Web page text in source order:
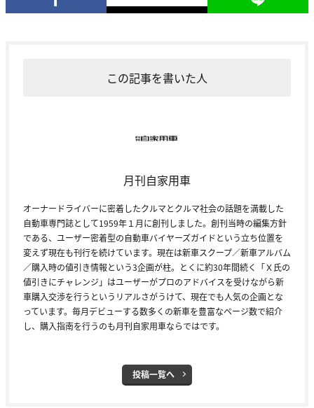
この記事を書いた人
月刊自家用車
オーナードライバーに密着したクルマとクルマ社会の話題を満載した
自動車専門誌として1959年１月に創刊しました。創刊当時の編集方針
である、ユーザー密着型の自動車バイヤーズガイドという立ち位置を
変えず現在も刊行を続けています。現在は新車スクープ／新車アルバム
／購入時の値引き情報という3企画が柱。とくに約30年間続く「Ｘ氏の
値引きにチャレンジ」はユーザーがプロのアドバイスを受けながら新
車購入交渉を行うというリアルさがうけて、現在でも人気の企画とな
っています。毎月デビューする数多くの新車を豊富なページ数で紹介
し、購入指南を行うのも月刊自家用車ならではです。
投稿一覧へ